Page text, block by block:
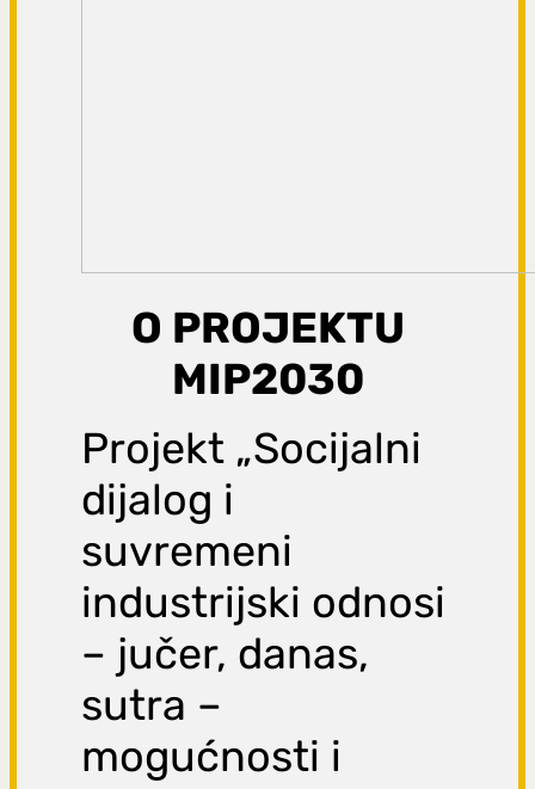
O PROJEKTU
MIP2030
Projekt „Socijalni
dijalog i
suvremeni
industrijski odnosi
– jučer, danas,
sutra –
mogućnosti i